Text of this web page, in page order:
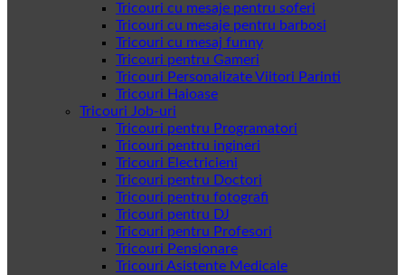
Tricouri cu mesaje pentru soferi
Tricouri cu mesaje pentru barbosi
Tricouri cu mesaj funny
Tricouri pentru Gameri
Tricouri Personalizate Viitori Parinti
Tricouri Haioase
Tricouri Job-uri
Tricouri pentru Programatori
Tricouri pentru ingineri
Tricouri Electricieni
Tricouri pentru Doctori
Tricouri pentru fotografi
Tricouri pentru DJ
Tricouri pentru Profesori
Tricouri Pensionare
Tricouri Asistente Medicale